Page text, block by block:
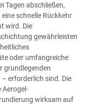
Tagen abschließen,
schnelle Rückkehr
wird. Die
gewährleisten
oder umfangreiche
grundlegenden
erforderlich sind. Die
Aerogel-
wirksam auf